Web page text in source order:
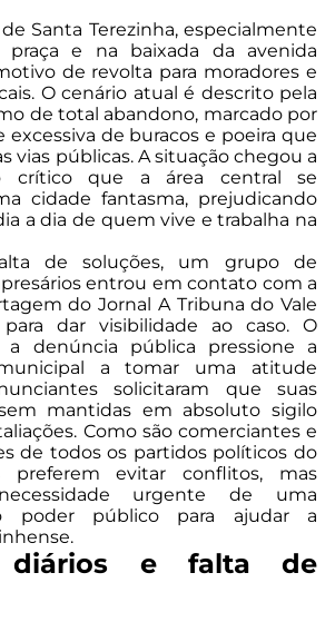
Santa Terezinha, especialmente
e na baixada da avenida
de revolta para moradores e
O cenário atual é descrito pela
de total abandono, marcado por
de buracos e poeira que
vias públicas. A situação chegou a
crítico que a área central se
cidade fantasma, prejudicando
a dia de quem vive e trabalha na
de soluções, um grupo de
entrou em contato com a
do Jornal A Tribuna do Vale
dar visibilidade ao caso. O
denúncia pública pressione a
a tomar uma atitude
solicitaram que suas
mantidas em absoluto sigilo
Como são comerciantes e
de todos os partidos políticos do
preferem evitar conflitos, mas
urgente de uma
poder público para ajudar a
diários e falta de